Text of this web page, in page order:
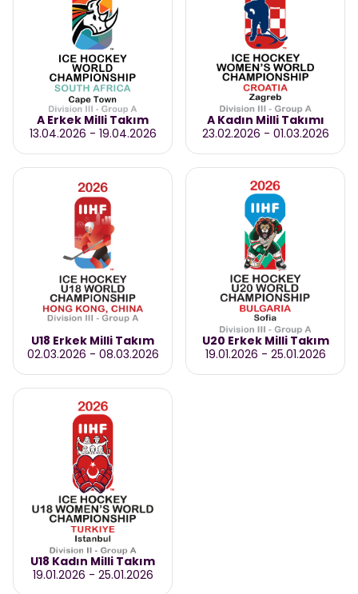
A Erkek Milli Takım
13.04.2026 - 19.04.2026
A Kadın Milli Takımı
23.02.2026 - 01.03.2026
U18 Erkek Milli Takım
02.03.2026 - 08.03.2026
U20 Erkek Milli Takım
19.01.2026 - 25.01.2026
U18 Kadın Milli Takım
19.01.2026 - 25.01.2026